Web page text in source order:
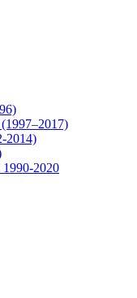
2014)
2020